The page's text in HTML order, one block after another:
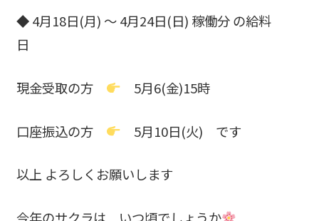
◆ 4月18日(月) ～ 4月24日(日) 稼働分 の給料
日
現金受取の方 5月6(金)15時
口座振込の方 5月10日(火) です
以上 よろしくお願いします
今年のサクラは いつ頃でしょうか